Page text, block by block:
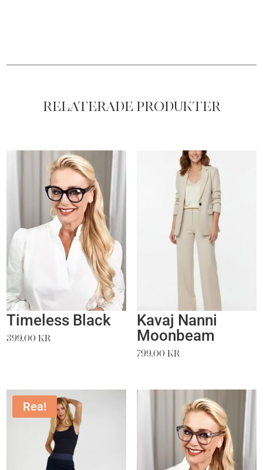
Relaterade produkter
Timeless Black
399,00kr
Kavaj Nanni
Moonbeam
799,00 kr
Rea!